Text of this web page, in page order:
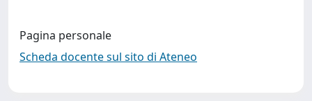
Pagina personale
Scheda docente sul sito di Ateneo